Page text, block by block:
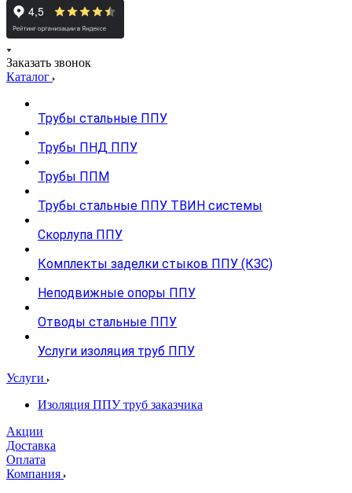
Заказать звонок
Каталог
Трубы стальные ППУ
Трубы ПНД ППУ
Трубы ППМ
Трубы стальные ППУ ТВИН системы
Скорлупа ППУ
Комплекты заделки стыков ППУ (КЗС)
Неподвижные опоры ППУ
Отводы стальные ППУ
Услуги изоляция труб ППУ
Услуги
Изоляция ППУ труб заказчика
Акции
Доставка
Оплата
Компания